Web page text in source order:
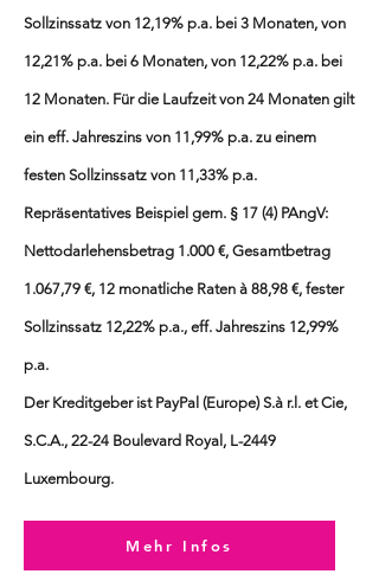
Sollzinssatz von 12,19% p.a. bei 3 Monaten, von
12,21% p.a. bei 6 Monaten, von 12,22% p.a. bei
12 Monaten. Für die Laufzeit von 24 Monaten gilt
ein eff. Jahreszins von 11,99% p.a. zu einem
festen Sollzinssatz von 11,33% p.a.
Repräsentatives Beispiel gem. § 17 (4) PAngV:
Nettodarlehensbetrag 1.000 €, Gesamtbetrag
1.067,79 €, 12 monatliche Raten à 88,98 €, fester
Sollzinssatz 12,22% p.a., eff. Jahreszins 12,99%
p.a.
Der Kreditgeber ist PayPal (Europe) S.à r.l. et Cie,
S.C.A., 22-24 Boulevard Royal, L-2449
Luxembourg.
Mehr Infos